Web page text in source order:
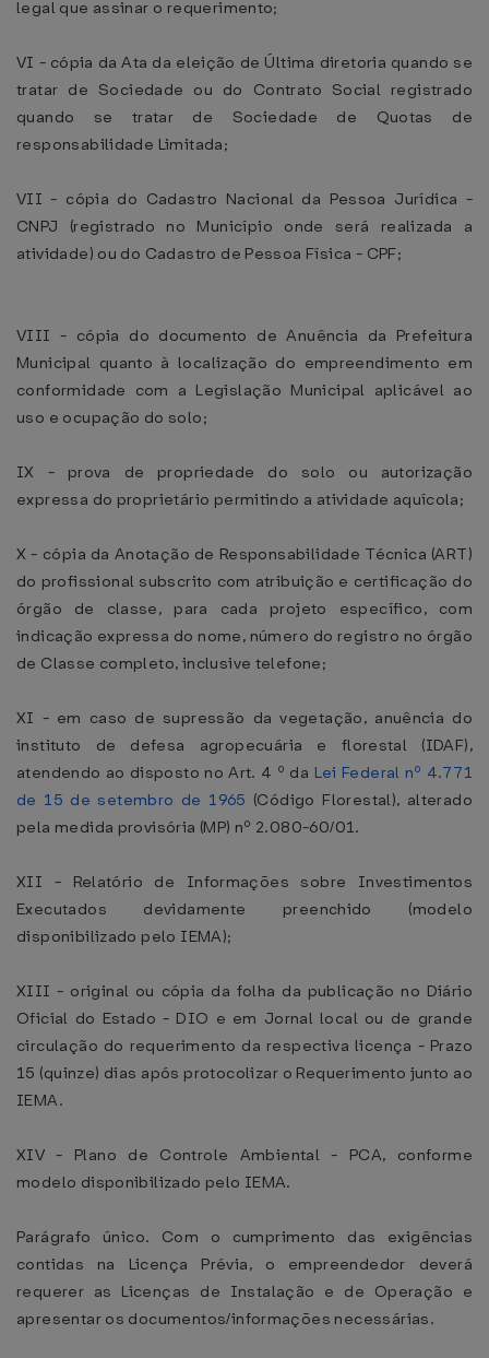
legal que assinar o requerimento;
VI - cópia da Ata da eleição de Última diretoria quando se
tratar de Sociedade ou do Contrato Social registrado
quando se tratar de Sociedade de Quotas de
responsabilidade Limitada;
VII - cópia do Cadastro Nacional da Pessoa Jurídica -
CNPJ (registrado no Município onde será realizada a
atividade) ou do Cadastro de Pessoa Física - CPF;
VIII - cópia do documento de Anuência da Prefeitura
Municipal quanto à localização do empreendimento em
conformidade com a Legislação Municipal aplicável ao
uso e ocupação do solo;
IX - prova de propriedade do solo ou autorização
expressa do proprietário permitindo a atividade aquícola;
X - cópia da Anotação de Responsabilidade Técnica (ART)
do profissional subscrito com atribuição e certificação do
órgão de classe, para cada projeto específico, com
indicação expressa do nome, número do registro no órgão
de Classe completo, inclusive telefone;
XI - em caso de supressão da vegetação, anuência do
instituto de defesa agropecuária e florestal (IDAF),
atendendo ao disposto no Art. 4 º da Lei Federal nº 4.771
de 15 de setembro de 1965 (Código Florestal), alterado
pela medida provisória (MP) nº 2.080-60/01.
XII - Relatório de Informações sobre Investimentos
Executados devidamente preenchido (modelo
disponibilizado pelo IEMA);
XIII - original ou cópia da folha da publicação no Diário
Oficial do Estado - DIO e em Jornal local ou de grande
circulação do requerimento da respectiva licença - Prazo
15 (quinze) dias após protocolizar o Requerimento junto ao
IEMA.
XIV - Plano de Controle Ambiental - PCA, conforme
modelo disponibilizado pelo IEMA.
Parágrafo único. Com o cumprimento das exigências
contidas na Licença Prévia, o empreendedor deverá
requerer as Licenças de Instalação e de Operação e
apresentar os documentos/informações necessárias.